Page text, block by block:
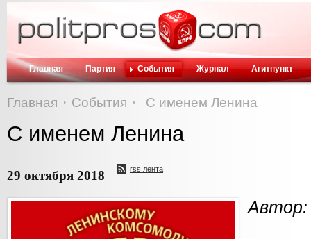
Главная Партия События Журнал Агитпункт
Главная События С именем Ленина
С именем Ленина
29 октября 2018 rss лента
Автор: